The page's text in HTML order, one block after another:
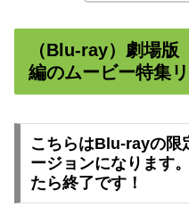
（Blu-ray）劇場版
編のムービー特集
こちらはBlu-rayの限
ージョンになります
たら終了です！